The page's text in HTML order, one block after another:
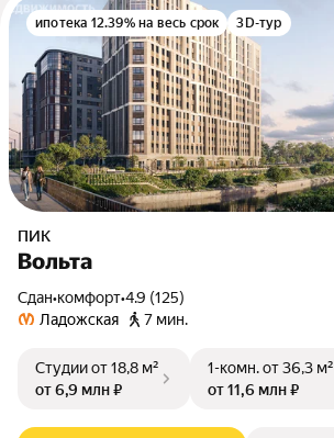
ипотека 12.39% на весь срок 3D-тур
ПИК
Вольта
Сдан•комфорт•4.9 (125)
Ладожская
7 мин.
Студииот 18,8 м²
от 6,9 млн ₽
1-комн.от 36,3 м²
от 11,6 млн ₽